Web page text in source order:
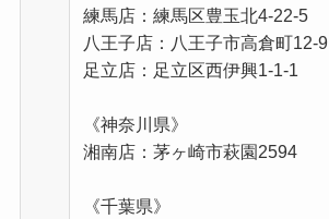
練馬店：練馬区豊玉北4-22-5
八王子店：八王子市高倉町12-9
足立店：足立区西伊興1-1-1
《神奈川県》
湘南店：茅ヶ崎市萩園2594
《千葉県》